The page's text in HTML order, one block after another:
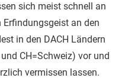
sich meist schnell an
an den
in den DACH Ländern
CH=Schweiz) vor und
vermissen lassen.